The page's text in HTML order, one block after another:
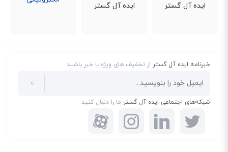
خبرنامه ایده آل گستراز تخفیف های ویژه با خبر باشید
شبکه‌های اجتماعی ایده آل گسترما را دنبال کنید